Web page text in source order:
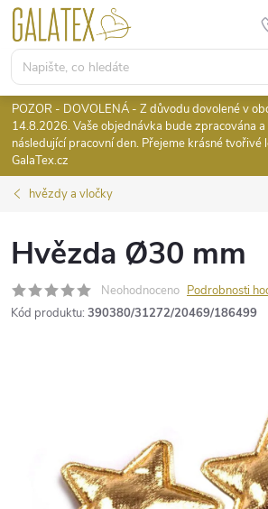
Přejít
obsah
POZOR - DOVOLENÁ - Z důvodu dovolené v
14.8.2026. Vaše objednávka bude zpracována a
následující pracovní den. Přejeme krásné tvořivé
GalaTex.cz
hvězdy a vločky
Hvězda Ø30 mm
Neohodnoceno Podrobnosti
Kód produktu: 390380/31272/20469/186499